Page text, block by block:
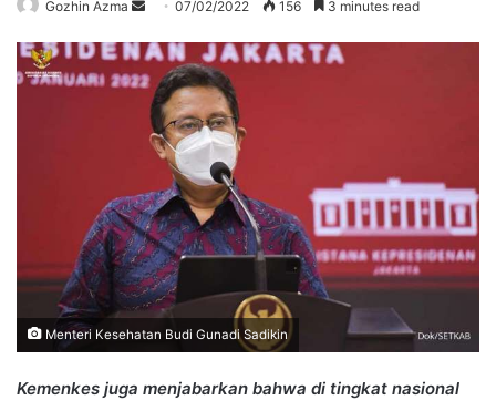
Gozhin Azma
Send
email
07/02/2022 156 3 minutes read
Menteri Kesehatan Budi Gunadi Sadikin
Kemenkes juga menjabarkan bahwa di tingkat nasional